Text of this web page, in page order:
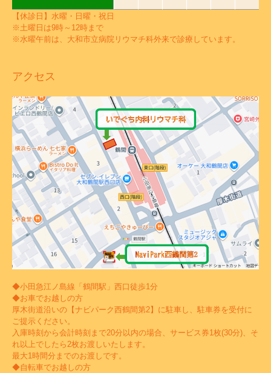
【休診日】水曜・日曜・祝日
※土曜日は9時～12時まで
※水曜午前は、大和市立病院リウマチ科外来で診療しています。
アクセス
◆小田急江ノ島線「鶴間駅」西口徒歩1分
◆お車でお越しの方
厚木街道沿いの【ナビパーク西鶴間第2】に駐車し、駐車券を受付に
ご提示ください。
入庫時刻から会計時刻まで20分以内の場合、サービス券1枚(30分)、そ
れ以上でしたら2枚お渡しいたします。
最大1時間分までのお渡しです。
◆自転車でお越しの方